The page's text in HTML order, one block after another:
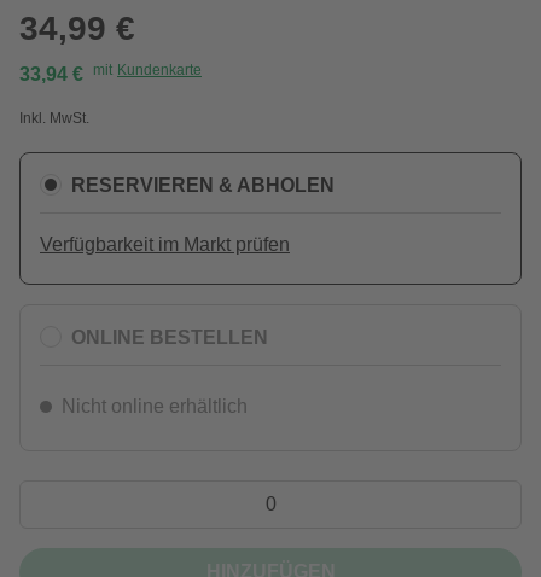
34,99 €
33,94 € mit Kundenkarte
Inkl. MwSt.
RESERVIEREN & ABHOLEN
Verfügbarkeit im Markt prüfen
ONLINE BESTELLEN
Nicht online erhältlich